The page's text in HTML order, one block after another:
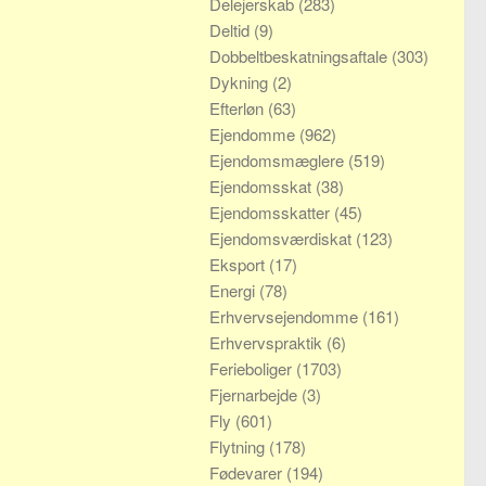
Deltid (9)
Dobbeltbeskatningsaftale (303)
Dykning (2)
Efterløn (63)
Ejendomme (962)
Ejendomsmæglere (519)
Ejendomsskat (38)
Ejendomsskatter (45)
Ejendomsværdiskat (123)
Eksport (17)
Energi (78)
Erhvervsejendomme (161)
Erhvervspraktik (6)
Ferieboliger (1703)
Fjernarbejde (3)
Fly (601)
Flytning (178)
Fødevarer (194)